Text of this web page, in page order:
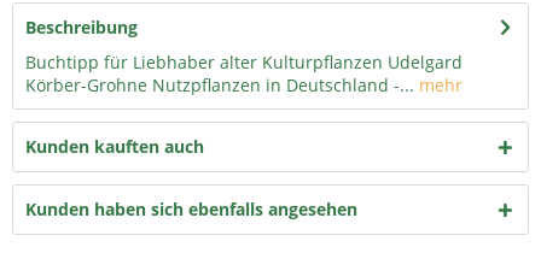
Beschreibung
Buchtipp für Liebhaber alter Kulturpflanzen Udelgard
Körber-Grohne Nutzpflanzen in Deutschland -... mehr
Kunden kauften auch
Kunden haben sich ebenfalls angesehen